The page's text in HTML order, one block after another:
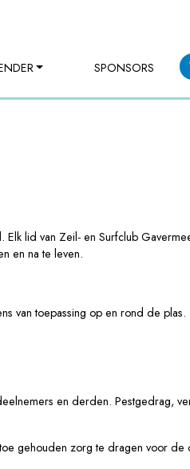
SPONSORS
Elk lid van Zeil- en Surfclub
en na te leven.
van toepassing op en rond de plas.
en derden. Pestgedrag,
gehouden zorg te dragen voor